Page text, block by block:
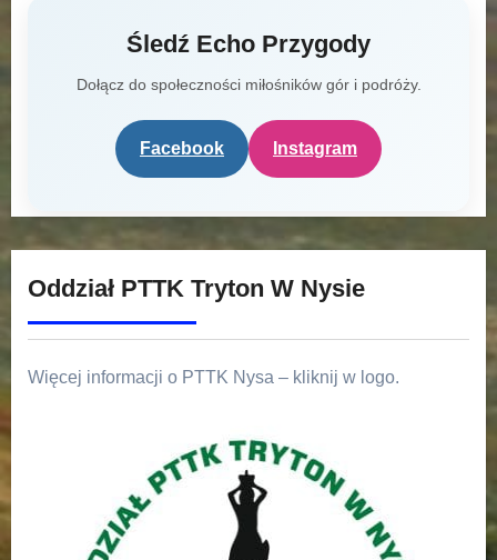
Śledź Echo Przygody
Dołącz do społeczności miłośników gór i podróży.
Facebook Instagram
Oddział PTTK Tryton W Nysie
Więcej informacji o PTTK Nysa – kliknij w logo.